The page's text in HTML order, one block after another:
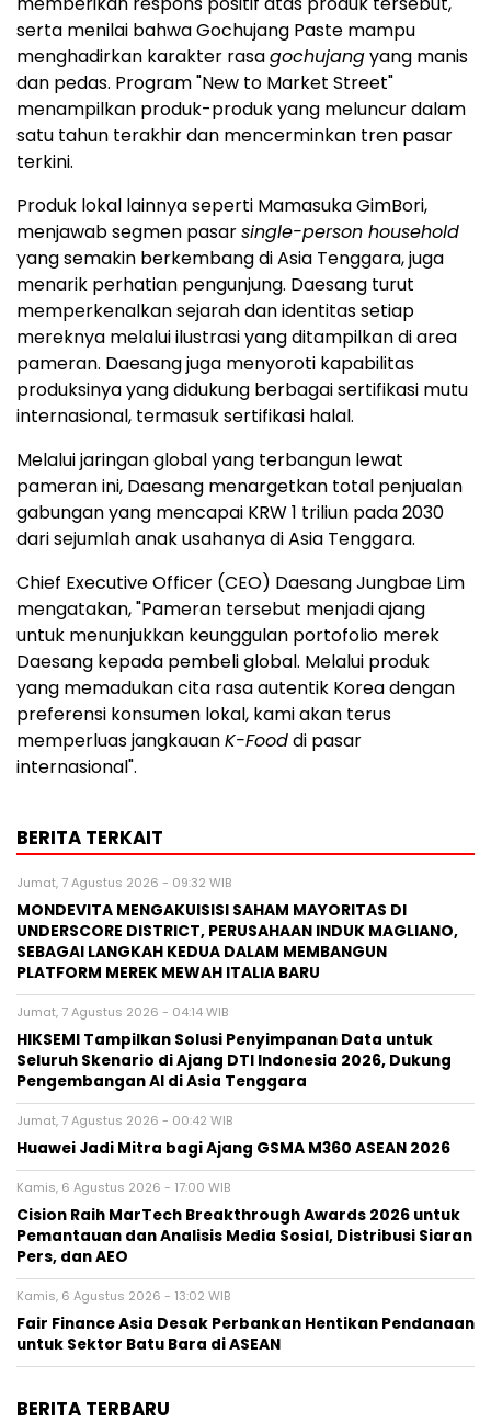
serta menilai bahwa Gochujang Paste mampu
menghadirkan karakter rasagochujangyang manis
dan pedas. Program "New to Market Street"
menampilkan produk-produk yang meluncur dalam
satu tahun terakhir dan mencerminkan tren pasar
terkini.
Produk lokal lainnya seperti Mamasuka GimBori,
menjawab segmen pasarsingle-person household
yang semakin berkembang di Asia Tenggara, juga
menarik perhatian pengunjung. Daesang turut
memperkenalkan sejarah dan identitas setiap
mereknya melalui ilustrasi yang ditampilkan di area
pameran. Daesang juga menyoroti kapabilitas
produksinya yang didukung berbagai sertifikasi mutu
internasional, termasuk sertifikasi halal.
Melalui jaringan global yang terbangun lewat
pameran ini, Daesang menargetkan total penjualan
gabungan yang mencapai KRW 1 triliun pada 2030
dari sejumlah anak usahanya di Asia Tenggara.
Chief Executive Officer (CEO) Daesang Jungbae Lim
mengatakan, "Pameran tersebut menjadi ajang
untuk menunjukkan keunggulan portofolio merek
Daesang kepada pembeli global. Melalui produk
yang memadukan cita rasa autentik Korea dengan
preferensi konsumen lokal, kami akan terus
memperluas jangkauanK-Fooddi pasar
internasional".
BERITA TERKAIT
Jumat, 7 Agustus 2026 - 09:32 WIB
MONDEVITA MENGAKUISISI SAHAM MAYORITAS DI
UNDERSCORE DISTRICT, PERUSAHAAN INDUK MAGLIANO,
SEBAGAI LANGKAH KEDUA DALAM MEMBANGUN
PLATFORM MEREK MEWAH ITALIA BARU
Jumat, 7 Agustus 2026 - 04:14 WIB
HIKSEMI Tampilkan Solusi Penyimpanan Data untuk
Seluruh Skenario di Ajang DTI Indonesia 2026, Dukung
Pengembangan AI di Asia Tenggara
Jumat, 7 Agustus 2026 - 00:42 WIB
Huawei Jadi Mitra bagi Ajang GSMA M360 ASEAN 2026
Kamis, 6 Agustus 2026 - 17:00 WIB
Cision Raih MarTech Breakthrough Awards 2026 untuk
Pemantauan dan Analisis Media Sosial, Distribusi Siaran
Pers, dan AEO
Kamis, 6 Agustus 2026 - 13:02 WIB
Fair Finance Asia Desak Perbankan Hentikan Pendanaan
untuk Sektor Batu Bara di ASEAN
BERITA TERBARU